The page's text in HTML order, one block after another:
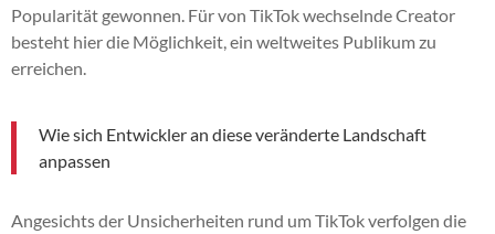
Popularität gewonnen. Für von TikTok wechselnde Creator
besteht hier die Möglichkeit, ein weltweites Publikum zu
erreichen.
Wie sich Entwickler an diese veränderte Landschaft
anpassen
Angesichts der Unsicherheiten rund um TikTok verfolgen die